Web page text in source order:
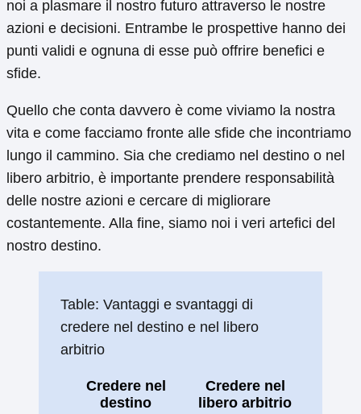
noi a plasmare il nostro futuro attraverso le nostre
azioni e decisioni. Entrambe le prospettive hanno dei
punti validi e ognuna di esse può offrire benefici e
sfide.
Quello che conta davvero è come viviamo la nostra
vita e come facciamo fronte alle sfide che incontriamo
lungo il cammino. Sia che crediamo nel destino o nel
libero arbitrio, è importante prendere responsabilità
delle nostre azioni e cercare di migliorare
costantemente. Alla fine, siamo noi i veri artefici del
nostro destino.
Table: Vantaggi e svantaggi di
credere nel destino e nel libero
arbitrio
Credere nel
destino
Credere nel
libero arbitrio